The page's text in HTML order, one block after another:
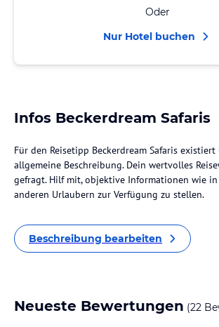
Oder
Nur Hotel buchen
Infos Beckerdream Safaris
Für den Reisetipp Beckerdream Safaris
allgemeine Beschreibung. Dein wertvolles
gefragt. Hilf mit, objektive Informationen wie in
anderen Urlaubern zur Verfügung zu stellen.
Beschreibung bearbeiten
Neueste Bewertungen (22